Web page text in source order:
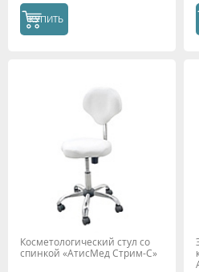
КУПИТЬ
Косметологический стул со
спинкой «АтисМед Стрим-С»